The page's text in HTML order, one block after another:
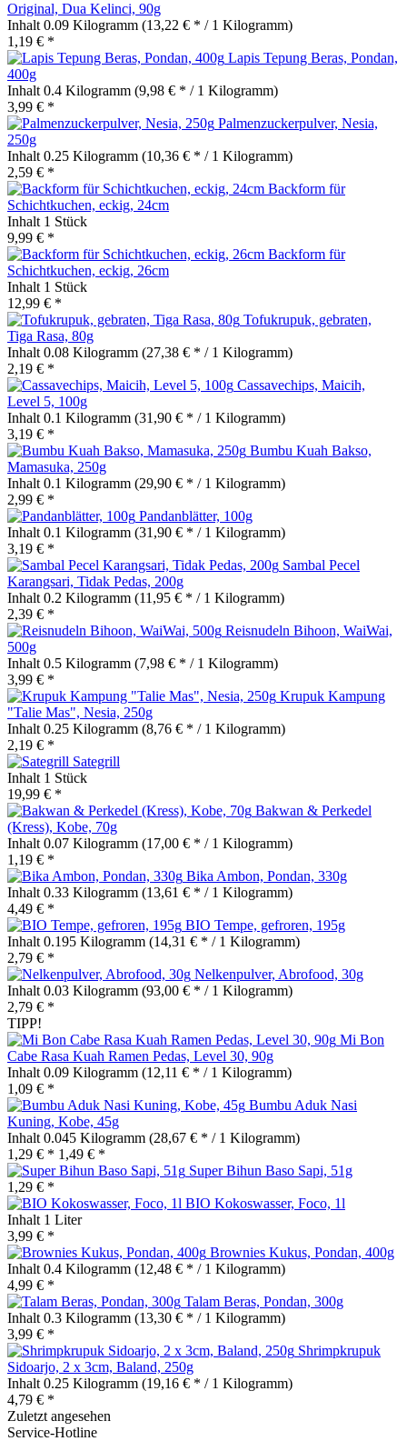
Original, Dua Kelinci, 90g
Inhalt 0.09 Kilogramm (13,22 € * / 1 Kilogramm)
1,19 € *
Lapis Tepung Beras, Pondan,
400g
Inhalt 0.4 Kilogramm (9,98 € * / 1 Kilogramm)
3,99 € *
Palmenzuckerpulver, Nesia,
250g
Inhalt 0.25 Kilogramm (10,36 € * / 1 Kilogramm)
2,59 € *
Backform für
Schichtkuchen, eckig, 24cm
Inhalt 1 Stück
9,99 € *
Backform für
Schichtkuchen, eckig, 26cm
Inhalt 1 Stück
12,99 € *
Tofukrupuk, gebraten,
Tiga Rasa, 80g
Inhalt 0.08 Kilogramm (27,38 € * / 1 Kilogramm)
2,19 € *
Cassavechips, Maicih,
Level 5, 100g
Inhalt 0.1 Kilogramm (31,90 € * / 1 Kilogramm)
3,19 € *
Bumbu Kuah Bakso,
Mamasuka, 250g
Inhalt 0.1 Kilogramm (29,90 € * / 1 Kilogramm)
2,99 € *
Pandanblätter, 100g
Inhalt 0.1 Kilogramm (31,90 € * / 1 Kilogramm)
3,19 € *
Sambal Pecel
Karangsari, Tidak Pedas, 200g
Inhalt 0.2 Kilogramm (11,95 € * / 1 Kilogramm)
2,39 € *
Reisnudeln Bihoon, WaiWai,
500g
Inhalt 0.5 Kilogramm (7,98 € * / 1 Kilogramm)
3,99 € *
Krupuk Kampung
"Talie Mas", Nesia, 250g
Inhalt 0.25 Kilogramm (8,76 € * / 1 Kilogramm)
2,19 € *
Sategrill
Inhalt 1 Stück
19,99 € *
Bakwan & Perkedel
(Kress), Kobe, 70g
Inhalt 0.07 Kilogramm (17,00 € * / 1 Kilogramm)
1,19 € *
Bika Ambon, Pondan, 330g
Inhalt 0.33 Kilogramm (13,61 € * / 1 Kilogramm)
4,49 € *
BIO Tempe, gefroren, 195g
Inhalt 0.195 Kilogramm (14,31 € * / 1 Kilogramm)
2,79 € *
Nelkenpulver, Abrofood, 30g
Inhalt 0.03 Kilogramm (93,00 € * / 1 Kilogramm)
2,79 € *
TIPP!
Mi Bon
Cabe Rasa Kuah Ramen Pedas, Level 30, 90g
Inhalt 0.09 Kilogramm (12,11 € * / 1 Kilogramm)
1,09 € *
Bumbu Aduk Nasi
Kuning, Kobe, 45g
Inhalt 0.045 Kilogramm (28,67 € * / 1 Kilogramm)
1,29 € * 1,49 € *
Super Bihun Baso Sapi, 51g
1,29 € *
BIO Kokoswasser, Foco, 1l
Inhalt 1 Liter
3,99 € *
Brownies Kukus, Pondan, 400g
Inhalt 0.4 Kilogramm (12,48 € * / 1 Kilogramm)
4,99 € *
Talam Beras, Pondan, 300g
Inhalt 0.3 Kilogramm (13,30 € * / 1 Kilogramm)
3,99 € *
Shrimpkrupuk
Sidoarjo, 2 x 3cm, Baland, 250g
Inhalt 0.25 Kilogramm (19,16 € * / 1 Kilogramm)
4,79 € *
Zuletzt angesehen
Service-Hotline